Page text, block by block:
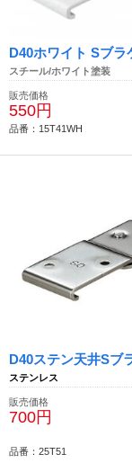
D40ホワイト Sブラ
スチール/ホワイト塗装
販売価格
550円
品番：15T41WH
D40ステン天井Sブ
ステンレス
販売価格
700円
品番：25T51